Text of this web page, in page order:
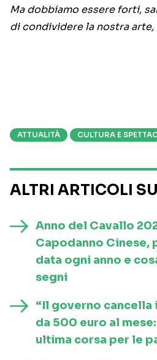
Ma dobbiamo essere forti,
di condividere la nostra arte,
ATTUALITÀ CULTURA E
ALTRI ARTICOLI SU
Anno del Cavallo
Capodanno Cinese,
data ogni anno e
segni
“Il governo cancella
da 500 euro al
ultima corsa per le